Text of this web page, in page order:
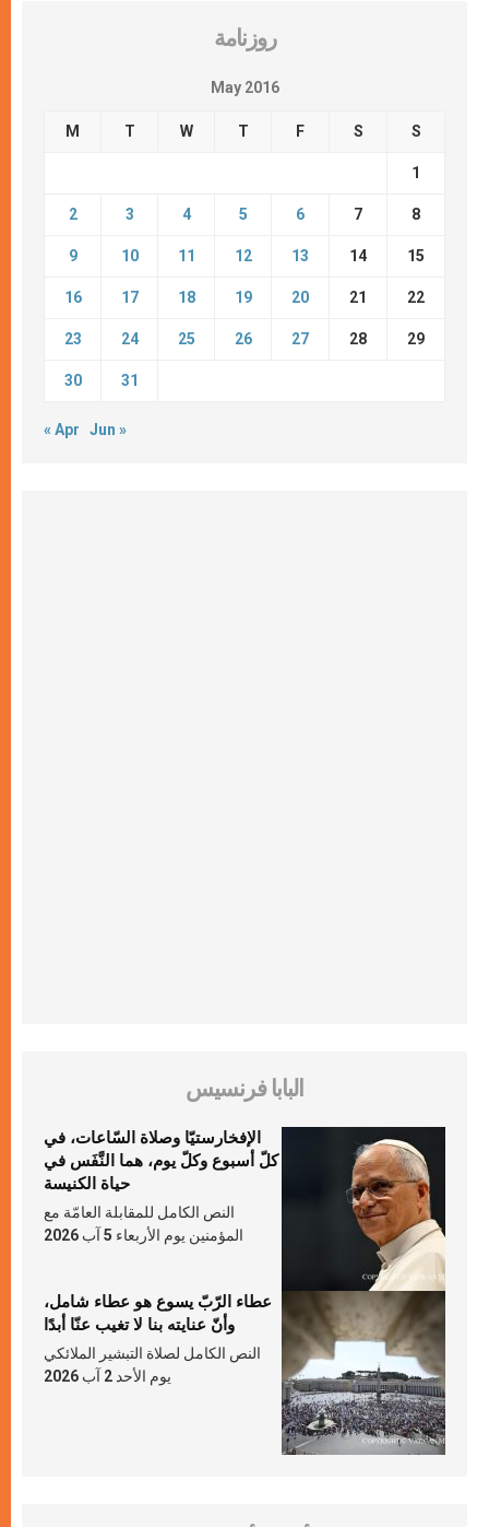
روزنامة
May 2016
M T W T F S S
1
2 3 4 5 6 7 8
9 10 11 12 13 14 15
16 17 18 19 20 21 22
23 24 25 26 27 28 29
30 31
« Apr Jun »
البابا فرنسيس
الإفخارستيّا وصلاة السّاعات، في
كلّ أسبوع وكلّ يوم، هما النَّفَس في
حياة الكنيسة
النص الكامل للمقابلة العامّة مع
المؤمنين يوم الأربعاء 5 آب 2026
عطاء الرّبّ يسوع هو عطاء شامل،
وأنّ عنايته بنا لا تغيب عنّا أبدًا
النص الكامل لصلاة التبشير الملائكي
يوم الأحد 2 آب 2026